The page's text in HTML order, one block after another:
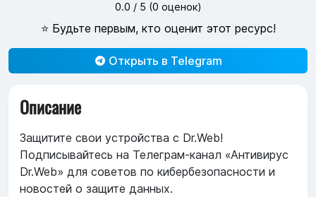
0.0 / 5 (0 оценок)
⭐ Будьте первым, кто оценит этот ресурс!
Открыть в Telegram
Описание
Защитите свои устройства с Dr.Web!
Подписывайтесь на Телеграм-канал «Антивирус
Dr.Web» для советов по кибербезопасности и
новостей о защите данных.